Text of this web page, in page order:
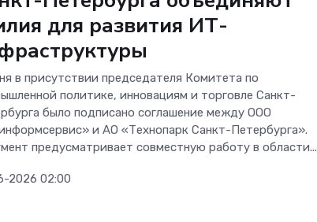
для развития ИТ-
в присутствии председателя Комитета по
политике, инновациям и торговле Санкт-
было подписано соглашение между ООО
и АО «Технопарк Санкт-Петербурга».
предусматривает совместную работу в области...
2026 02:00